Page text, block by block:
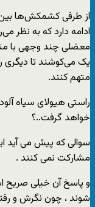
از طرفی کشمکش‌ها بین
ادامه دارد که به نظر
معضلی چند وجهی با
یک می‌کوشند تا دیگری
متهم کنند.
خواهد گرفت..؟
سوالی که پیش می آید
مشارکت نمی کنند .
و پاسخ آن خیلی صریح
شوند ، چون نگرش و